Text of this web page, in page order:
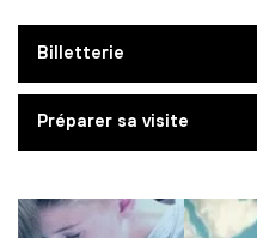
Billetterie
Préparer sa visite